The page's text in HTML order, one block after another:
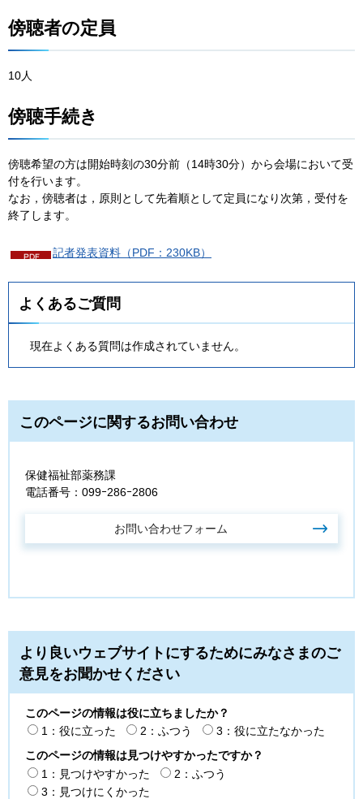
傍聴者の定員
10人
傍聴手続き
傍聴希望の方は開始時刻の30分前（14時30分）から会場において受
付を行います。
なお，傍聴者は，原則として先着順として定員になり次第，受付を
終了します。
記者発表資料（PDF：230KB）
よくあるご質問
現在よくある質問は作成されていません。
このページに関するお問い合わせ
保健福祉部薬務課
電話番号：099ｰ286ｰ2806
より良いウェブサイトにするためにみなさまのご
意見をお聞かせください
このページの情報は役に立ちましたか？
1：役に立った
2：ふつう
3：役に立たなかった
このページの情報は見つけやすかったですか？
1：見つけやすかった
2：ふつう
3：見つけにくかった